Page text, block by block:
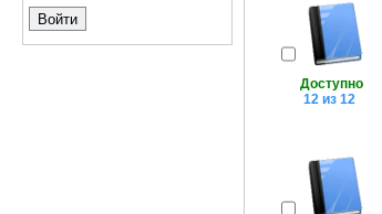
Доступно
12 из 12